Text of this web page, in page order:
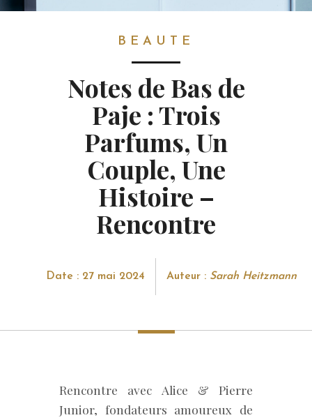
BEAUTE
Notes de Bas de
Paje : Trois
Parfums, Un
Couple, Une
Histoire –
Rencontre
Date : 27 mai 2024 Auteur : Sarah Heitzmann
Rencontre avec Alice & Pierre
Junior, fondateurs amoureux de